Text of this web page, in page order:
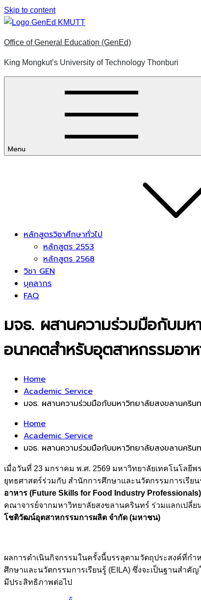
Skip to content
Office of General Education (GenEd)
King Mongkut’s University of Technology Thonburi
Menu
หลักสูตรวิชาศึกษาทั่วไป
หลักสูตร 2553
หลักสูตร 2568
วิชา GEN
บุคลากร
FAQ
มจธ. ผสานความร่วมมือกับม
อนาคตสำหรับอุตสาหกรรมอ
Home
Academic Service
มจธ. ผสานความร่วมมือกับมหาวิทยาลัยสงขลานคริ
Home
Academic Service
มจธ. ผสานความร่วมมือกับมหาวิทยาลัยสงขลานคริ
เมื่อวันที่ 23 มกราคม พ.ศ. 2569 มหาวิทยาลัยเทคโนโลยีพ
ยุทธศาสตร์ร่วมกับ สำนักการศึกษาและนวัตกรรมการเรี
อาหาร (Future Skills for Food Industry
คณาจารย์จากมหาวิทยาลัยสงขลานครินทร์ ร่วมแลกเปลี่
โชติวัฒน์อุตสาหกรรมการผลิต จำกัด (มหาชน)
ผลการดำเนินกิจกรรมในครั้งนี้บรรลุตามวัตถุประสงค์ที่ก
ศึกษาและนวัตกรรมการเรียนรู้ (EILA) ซึ่งจะเป็นฐานสำ
มีประสิทธิภาพต่อไป